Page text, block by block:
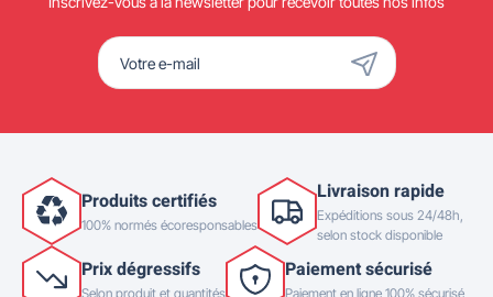
Produits certifiés
100% normés écoresponsables
Livraison rapide
Expéditions sous 24/48h,
selon stock disponible
Prix dégressifs
Selon produit et quantités
Paiement sécurisé
Paiement en ligne 100% sécurisé